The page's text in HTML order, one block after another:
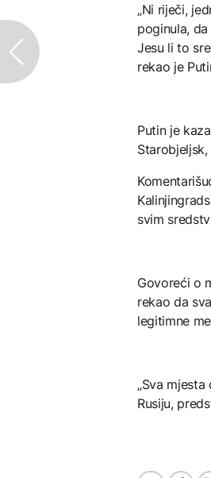
„Ni riječi,
poginula,
Jesu li to
rekao je
Putin je
svim
Govoreći o
rekao da
legitimne
„Sva
Rusiju,